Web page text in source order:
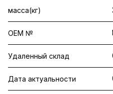
масса(кг)
OEM №
Удаленный склад
Дата актуальности